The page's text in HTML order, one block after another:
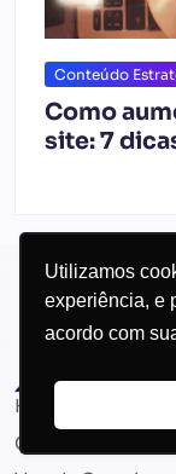
Utilizamos
experiência, e
acordo com
Conteúdo
Como
site: 7
Home
Cases